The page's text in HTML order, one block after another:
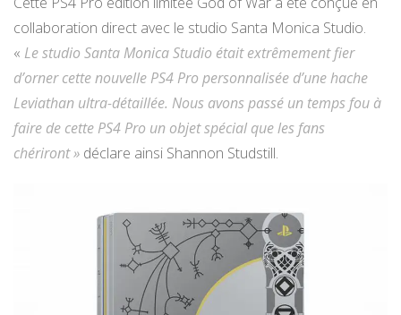
collaboration direct avec le studio Santa Monica Studio.
« Le studio Santa Monica Studio était extrêmement fier
d’orner cette nouvelle PS4 Pro personnalisée d’une hache
Leviathan ultra-détaillée. Nous avons passé un temps fou à
faire de cette PS4 Pro un objet spécial que les fans
chériront » déclare ainsi Shannon Studstill.